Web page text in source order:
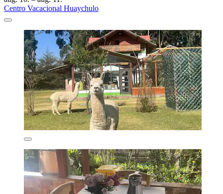
Centro Vacacional Huaychulo